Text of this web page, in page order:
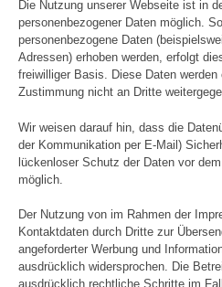
Die Nutzung unserer Webseite ist in
personenbezogener Daten möglich.
personenbezogene Daten
Adressen) erhoben werden, erfolgt
freiwilliger Basis. Diese Daten
Zustimmung nicht an Dritte
Wir weisen darauf hin, dass die
der Kommunikation per E-Mail)
lückenloser Schutz der Daten vor
möglich.
Der Nutzung von im Rahmen der
Kontaktdaten durch Dritte zur
angeforderter Werbung und
ausdrücklich widersprochen. Die
ausdrücklich rechtliche Schritte im